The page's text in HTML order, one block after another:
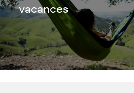
vacances